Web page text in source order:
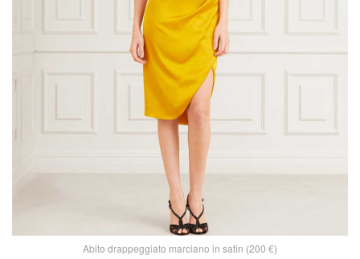
Abito drappeggiato marciano in satin (200 €)